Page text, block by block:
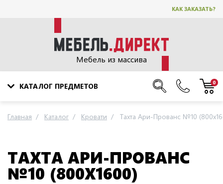
КАК ЗАКАЗАТЬ?
Мебель из массива
КАТАЛОГ ПРЕДМЕТОВ 0
Главная Каталог Кровати Тахта Ари-Прованс №10
ТАХТА АРИ-ПРОВАНС
№10 (800Х1600)